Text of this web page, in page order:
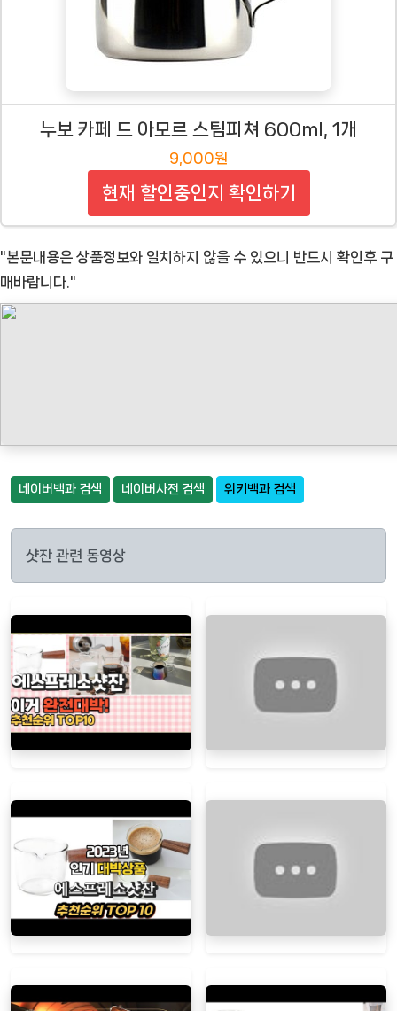
누보 카페 드 아모르 스팀피쳐 600ml, 1개
9,000원
현재 할인중인지 확인하기
"본문내용은 상품정보와 일치하지 않을 수 있으니 반드시 확인후 구
매바랍니다."
네이버백과 검색 네이버사전 검색 위키백과 검색
샷잔 관련 동영상